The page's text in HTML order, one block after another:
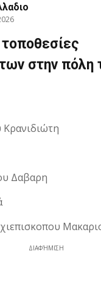
στην πόλη
Δαβαρη
ΔΙΑΦΉΜΙΣΗ